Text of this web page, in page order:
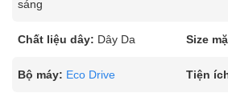
sáng
Chất liệu dây: Dây Da Size
Bộ máy: Eco Drive Tiện